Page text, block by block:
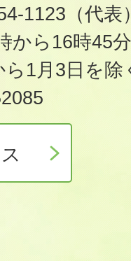
1123（代表
から16時45分
ら1月3日を除